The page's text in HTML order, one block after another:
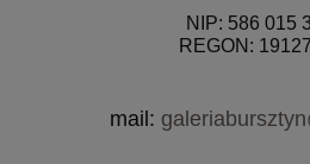
NIP: 586 015
REGON:
mail: